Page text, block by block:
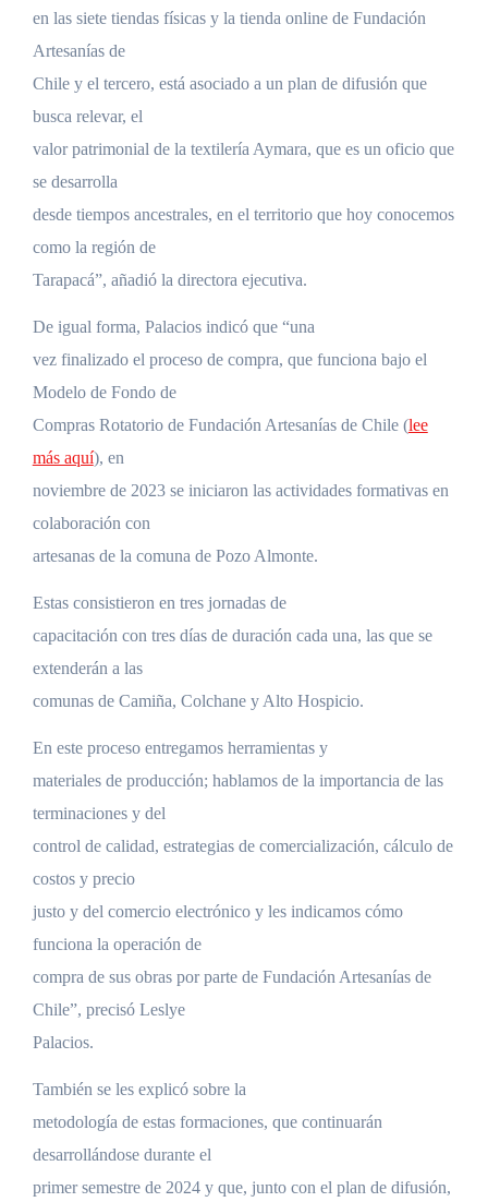
en las siete tiendas físicas y la tienda online de Fundación
Artesanías de
Chile y el tercero, está asociado a un plan de difusión que
busca relevar, el
valor patrimonial de la textilería Aymara, que es un oficio que
se desarrolla
desde tiempos ancestrales, en el territorio que hoy conocemos
como la región de
Tarapacá”, añadió la directora ejecutiva.
De igual forma, Palacios indicó que “una
vez finalizado el proceso de compra, que funciona bajo el
Modelo de Fondo de
Compras Rotatorio de Fundación Artesanías de Chile (lee
más aquí), en
noviembre de 2023 se iniciaron las actividades formativas en
colaboración con
artesanas de la comuna de Pozo Almonte.
Estas consistieron en tres jornadas de
capacitación con tres días de duración cada una, las que se
extenderán a las
comunas de Camiña, Colchane y Alto Hospicio.
En este proceso entregamos herramientas y
materiales de producción; hablamos de la importancia de las
terminaciones y del
control de calidad, estrategias de comercialización, cálculo de
costos y precio
justo y del comercio electrónico y les indicamos cómo
funciona la operación de
compra de sus obras por parte de Fundación Artesanías de
Chile”, precisó Leslye
Palacios.
También se les explicó sobre la
metodología de estas formaciones, que continuarán
desarrollándose durante el
primer semestre de 2024 y que, junto con el plan de difusión,